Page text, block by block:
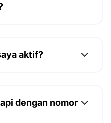
aktif?
dengan nomor